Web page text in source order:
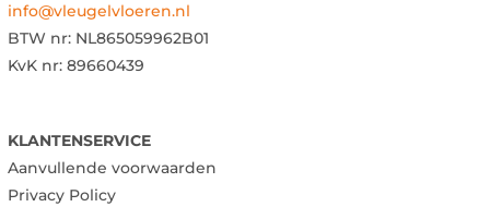
info@vleugelvloeren.nl
BTW nr: NL865059962B01
KvK nr: 89660439
KLANTENSERVICE
Aanvullende voorwaarden
Privacy Policy